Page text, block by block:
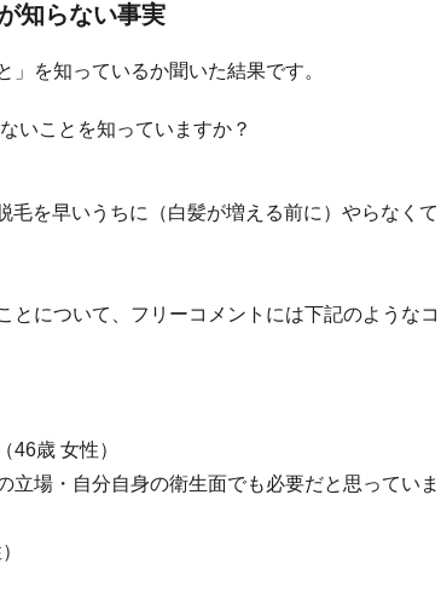
知らない事実
」を知っているか聞いた結果です。
を早いうちに（白髪が増える前に）やらなくて
について、フリーコメントには下記のようなコ
46歳 女性）
立場・自分自身の衛生面でも必要だと思っていま